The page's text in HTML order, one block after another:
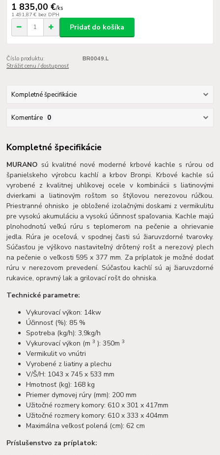
1 835,00 €/ks
1 491,87 € bez DPH
Pridať do košíka
Číslo produktu:
BR0049.L
Strážiť cenu / dostupnosť
Kompletné špecifikácie
Komentáre 0
Kompletné špecifikácie
MURANO sú kvalitné nové moderné krbové kachle s rúrou od
španielskeho výrobcu kachlí a krbov Bronpi. Krbové kachle sú
vyrobené z kvalitnej uhlíkovej ocele v kombinácii s liatinovými
dvierkami a liatinovým roštom so štýlovou nerezovou rúčkou.
Priestranné ohnisko je obložené izolačnými doskami z vermikulitu
pre vysokú akumuláciu a vysokú účinnosť spaľovania. Kachle majú
plnohodnotú veľkú rúru s teplomerom na pečenie a ohrievanie
jedla. Rúra je oceľová, v spodnej časti sú žiaruvzdorné tvarovky.
Súčasťou je výškovo nastaviteľný drôtený rošt a nerezový plech
na pečenie o veľkosti 595 x 377 mm. Za príplatok je možné dodať
rúru v nerezovom prevedení. Súčasťou kachlí sú aj žiaruvzdorné
rukavice, opravný lak a grilovací rošt do ohniska.
Technické parametre:
Vykurovací výkon: 14kw
Účinnosť (%): 85 %
Spotreba (kg/h): 3,9kg/h
Vykurovací výkon (m3 ): 350m3
Vermikulit vo vnútri
Vyrobené z liatiny a plechu
V/Š/H: 1043 x 745 x 533 mm
Hmotnosť (kg): 168 kg
Priemer dymovej rúry (mm): 200 mm
Užitočné rozmery komory: 610 x 301 x 417mm
Užitočné rozmery komory: 610 x 333 x 404mm
Maximálna veľkosť polená (cm): 62 cm
Príslušenstvo za príplatok: